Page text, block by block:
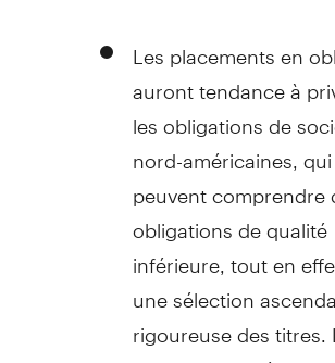
Les placements en
auront tendance à
les obligations de
nord-américaines, qui
peuvent comprendre
obligations de qualité
inférieure, tout en
une sélection
rigoureuse des titres.